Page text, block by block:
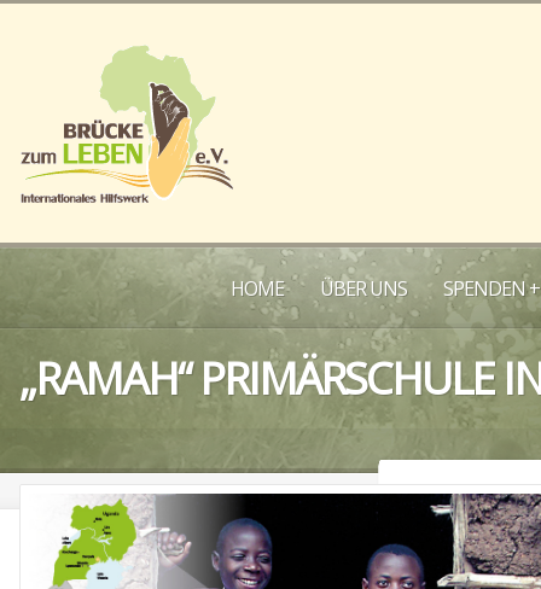
HOME ÜBER UNS SPENDEN
„RAMAH“ PRIMÄRSCHULE